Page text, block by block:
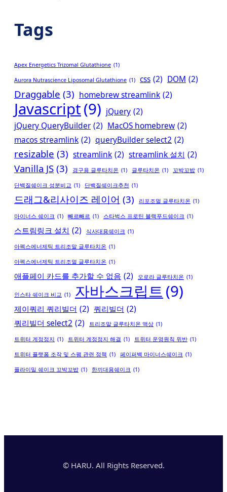
Tags
Apex Energetics Trizomal Glutathione (1)
Aurora Nutrascience Liposomal Glutathione (1) css (2) DOM (2)
Draggable (3) homebrew streamlink (2)
Javascript(9) jQuery (2)
jQuery QueryBuilder (2) MacOS homebrew (2)
macos streamlink (2) queryBuilder select2 (2)
resizable (3) streamlink (2) streamlink 설치 (2)
Vanilla JS (3) 경구용 글루타치온 (1) 글루타치온 (1) 꼬박꼬밥 (1)
단백질쉐이크 성분비교 (1) 단백질쉐이크추천 (1)
드래그&리사이즈 레이어 (3) 리포조멀 글루타치온 (1)
마이너스 쉐이크 (1) 빼르빼르 (1) 스타벅스 프로틴 블랙푸드쉐이크 (1)
스트림링크 설치 (2) 식사대용쉐이크 (1)
아펙스에너제틱 트리조말 글루타치온 (1)
아펙스에너제틱 트리조멀 글루타치온 (1)
애플페이 카드를 추가할 수 없음 (2) 오로라 글루타치온 (1)
인스타 쉐이크 비교 (1) 자바스크립트 (9)
제이쿼리 쿼리빌더 (2) 쿼리빌더 (2)
쿼리빌더 select2 (2) 트리조말 글루타치온 액상 (1)
트위터 계정정지 (1) 트위터 계정정지 해결 (1) 트위터 운영원칙 위반 (1)
트위터 플랫폼 조작 및 스팸 관련 정책 (1) 페이퍼백 마이너스쉐이크 (1)
플라이밀 쉐이크 꼬박꼬밥 (1) 한끼대용쉐이크 (1)
© HARU. All Rights Reserved.